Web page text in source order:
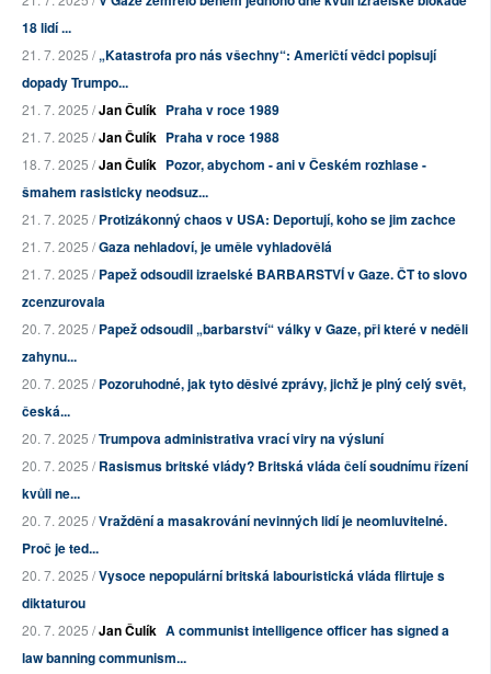
18 lidí ...
21. 7. 2025 /„Katastrofa pro nás všechny“: Američtí vědci popisují
dopady Trumpo...
21. 7. 2025 /Jan Čulík Praha v roce 1989
21. 7. 2025 /Jan Čulík Praha v roce 1988
18. 7. 2025 /Jan Čulík Pozor, abychom - ani v Českém rozhlase -
šmahem rasisticky neodsuz...
21. 7. 2025 /Protizákonný chaos v USA: Deportují, koho se jim zachce
21. 7. 2025 /Gaza nehladoví, je uměle vyhladovělá
21. 7. 2025 /Papež odsoudil izraelské BARBARSTVÍ v Gaze. ČT to slovo
zcenzurovala
20. 7. 2025 /Papež odsoudil „barbarství“ války v Gaze, při které v neděli
zahynu...
20. 7. 2025 /Pozoruhodné, jak tyto děsivé zprávy, jichž je plný celý svět,
česká...
20. 7. 2025 /Trumpova administrativa vrací viry na výsluní
20. 7. 2025 /Rasismus britské vlády? Britská vláda čelí soudnímu řízení
kvůli ne...
20. 7. 2025 /Vraždění a masakrování nevinných lidí je neomluvitelné.
Proč je ted...
20. 7. 2025 /Vysoce nepopulární britská labouristická vláda flirtuje s
diktaturou
20. 7. 2025 /Jan Čulík A communist intelligence officer has signed a
law banning communism...